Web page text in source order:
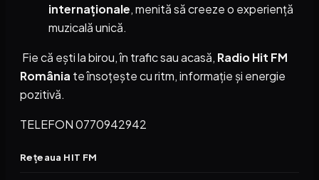
internaționale, menită să creeze o experiență
muzicală unică.
Fie că ești la birou, în trafic sau acasă, Radio Hit FM
România te însoțește cu ritm, informație și energie
pozitivă.
TELEFON 0770942942
Rețeaua HIT FM